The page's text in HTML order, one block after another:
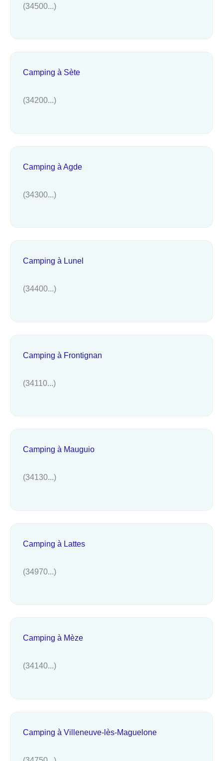
(34500...)
Camping à Sète
(34200...)
Camping à Agde
(34300...)
Camping à Lunel
(34400...)
Camping à Frontignan
(34110...)
Camping à Mauguio
(34130...)
Camping à Lattes
(34970...)
Camping à Mèze
(34140...)
Camping à Villeneuve-lès-Maguelone